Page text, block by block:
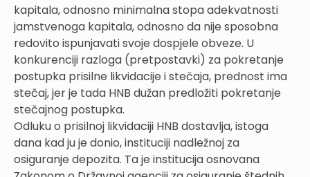
kapitala, odnosno minimalna stopa adekvatnosti
jamstvenoga kapitala, odnosno da nije sposobna
redovito ispunjavati svoje dospjele obveze. U
konkurenciji razloga (pretpostavki) za pokretanje
postupka prisilne likvidacije i stečaja, prednost ima
stečaj, jer je tada HNB dužan predložiti pokretanje
stečajnog postupka.
Odluku o prisilnoj likvidaciji HNB dostavlja, istoga
dana kad ju je donio, instituciji nadležnoj za
osiguranje depozita. Ta je institucija osnovana